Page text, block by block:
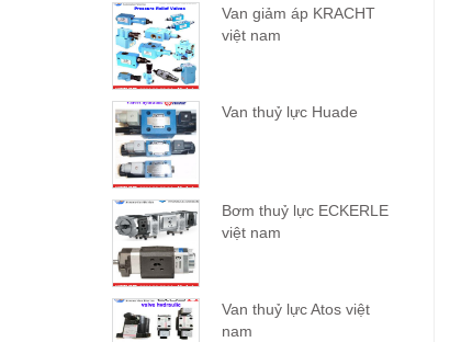
Van giảm áp KRACHT
việt nam
Van thuỷ lực Huade
Bơm thuỷ lực ECKERLE
việt nam
Van thuỷ lực Atos việt
nam